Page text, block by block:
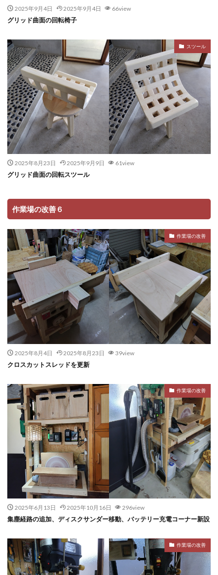
2025年9月4日 2025年9月4日 66view
グリッド曲面の回転椅子
スツール
2025年8月23日 2025年9月9日 61view
グリッド曲面の回転スツール
作業場の改善６
作業場の改善
2025年8月4日 2025年8月23日 39view
クロスカットスレッドを更新
作業場の改善
2025年6月13日 2025年10月16日 296view
集塵経路の追加、ディスクサンダー移動、バッテリー充電コーナー新設
作業場の改善